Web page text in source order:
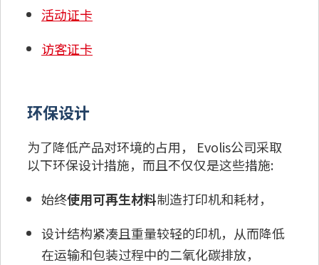
活动证卡
访客证卡
环保设计
为了降低产品对环境的占用， Evolis公司采取
以下环保设计措施，而且不仅仅是这些措施:
始终使用可再生材料制造打印机和耗材，
设计结构紧凑且重量较轻的印机，从而降低
在运输和包装过程中的二氧化碳排放，